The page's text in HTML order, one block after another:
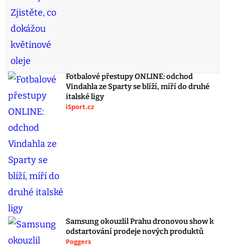
Fotbalové přestupy ONLINE: odchod
Vindahla ze Sparty se blíží, míří do druhé
italské ligy
iSport.cz
Samsung okouzlil Prahu dronovou show k
odstartování prodeje nových produktů
Poggers